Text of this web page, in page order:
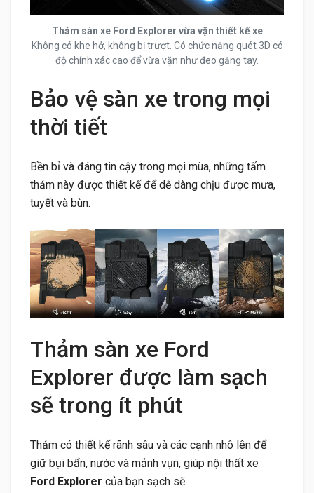
Thảm sàn xe Ford Explorer vừa vặn thiết kế xe
Không có khe hở, không bị trượt. Có chức năng quét 3D có
độ chính xác cao để vừa vặn như đeo găng tay.
Bảo vệ sàn xe trong mọi
thời tiết
Bền bỉ và đáng tin cậy trong mọi mùa, những tấm
thảm này được thiết kế để dễ dàng chịu được mưa,
tuyết và bùn.
Thảm sàn xe Ford
Explorer được làm sạch
sẽ trong ít phút
Thảm có thiết kế rãnh sâu và các cạnh nhô lên để
giữ bụi bẩn, nước và mảnh vụn, giúp nội thất xe
Ford Explorer của bạn sạch sẽ.